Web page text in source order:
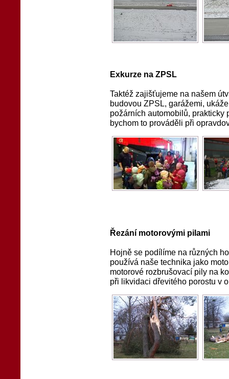
Exkurze na ZPSL
Taktéž zajišťujeme na našem
budovou ZPSL, garážemi,
požárních automobilů, prakticky
bychom to prováděli při
Řezání motorovými pilami
Hojně se podílíme na různých
používá naše technika jako
motorové rozbrušovací pily na
při likvidaci dřevitého porostu v